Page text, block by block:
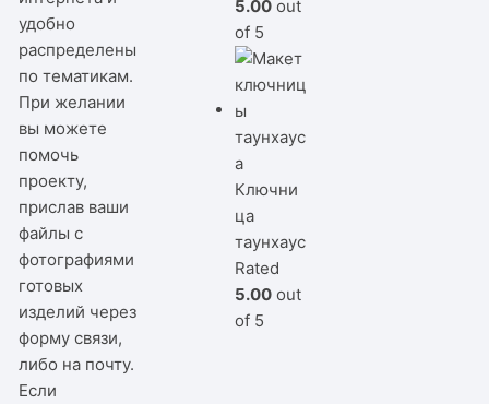
удобно
распределены
по тематикам.
При желании
вы можете
помочь
проекту,
прислав ваши
файлы с
фотографиями
готовых
изделий через
форму связи,
либо на почту.
Если
5.00 out
of 5
Ключни
ца
таунхаус
Rated
5.00 out
of 5